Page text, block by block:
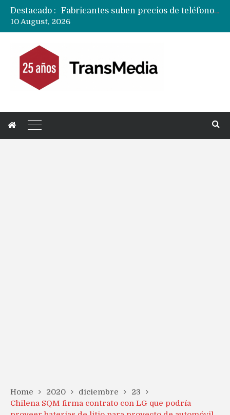
Destacado :
Fabricantes suben precios de teléfonos y ganan más dinero en un mercado donde Xiaomi alerta por no mejorar ventas
10 August, 2026
Home 2020 diciembre
23
Chilena SQM firma contrato con LG que podría